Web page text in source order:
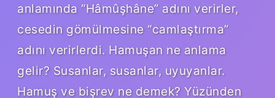
anlamında “Hâmûşhâne” adını verirler,
cesedin gömülmesine “camlaştırma”
adını verirlerdi. Hamuşan ne anlama
gelir? Susanlar, susanlar, uyuyanlar.
Hamuş ve bişrev ne demek? Yüzünden